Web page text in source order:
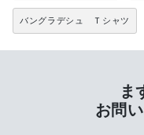
バングラデシュ Ｔシャツ
ま
お問